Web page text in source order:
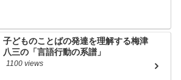
子どものことばの発達を理解する梅津
八三の「言語行動の系譜」
1100 views